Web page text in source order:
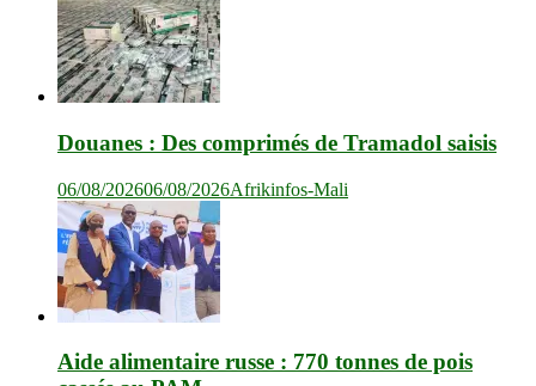
Douanes : Des comprimés de Tramadol saisis
06/08/202606/08/2026Afrikinfos-Mali
Aide alimentaire russe : 770 tonnes de pois